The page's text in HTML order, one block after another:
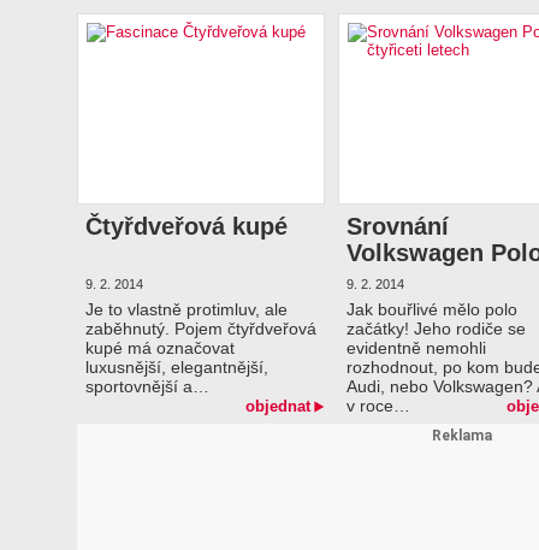
Čtyřdveřová kupé
9. 2. 2014
Je to vlastně protimluv, ale
zaběhnutý. Pojem čtyřdveřová
kupé má označovat
luxusnější, elegantnější,
sportovnější a…
objednat
Srovnání
Volkswagen
po čtyřiceti
9. 2. 2014
Jak bouřlivé mělo polo
začátky! Jeho rodiče se
evidentně nemohli
rozhodnout, po kom
Audi, nebo Volkswagen?
v roce…